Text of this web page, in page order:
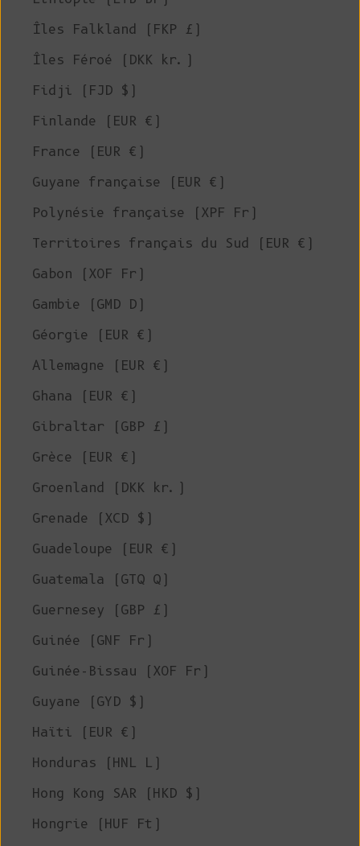
Îles Falkland (FKP £)
Îles Féroé (DKK kr.)
Fidji (FJD $)
Finlande (EUR €)
France (EUR €)
Guyane française (EUR €)
Polynésie française (XPF Fr)
Territoires français du Sud (EUR €)
Gabon (XOF Fr)
Gambie (GMD D)
Géorgie (EUR €)
Allemagne (EUR €)
Ghana (EUR €)
Gibraltar (GBP £)
Grèce (EUR €)
Groenland (DKK kr.)
Grenade (XCD $)
Guadeloupe (EUR €)
Guatemala (GTQ Q)
Guernesey (GBP £)
Guinée (GNF Fr)
Guinée-Bissau (XOF Fr)
Guyane (GYD $)
Haïti (EUR €)
Honduras (HNL L)
Hong Kong SAR (HKD $)
Hongrie (HUF Ft)